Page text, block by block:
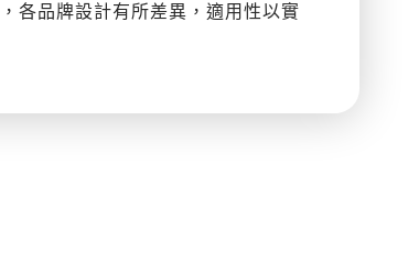
各品牌設計有所差異，適用性以實